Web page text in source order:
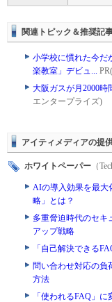
関連トピック＆推奨記
小学校に慣れた今だ
楽教室」デビュ...
大阪ガスが月2000
エンタープライズ)
アイティメディアの提
ホワイトペーパー （
AIの導入効果を最大
略」とは？
多重脅迫時代のセキ
アップ戦略
「自己解決できる
問い合わせ対応の負
方法
「使われるFAQ」